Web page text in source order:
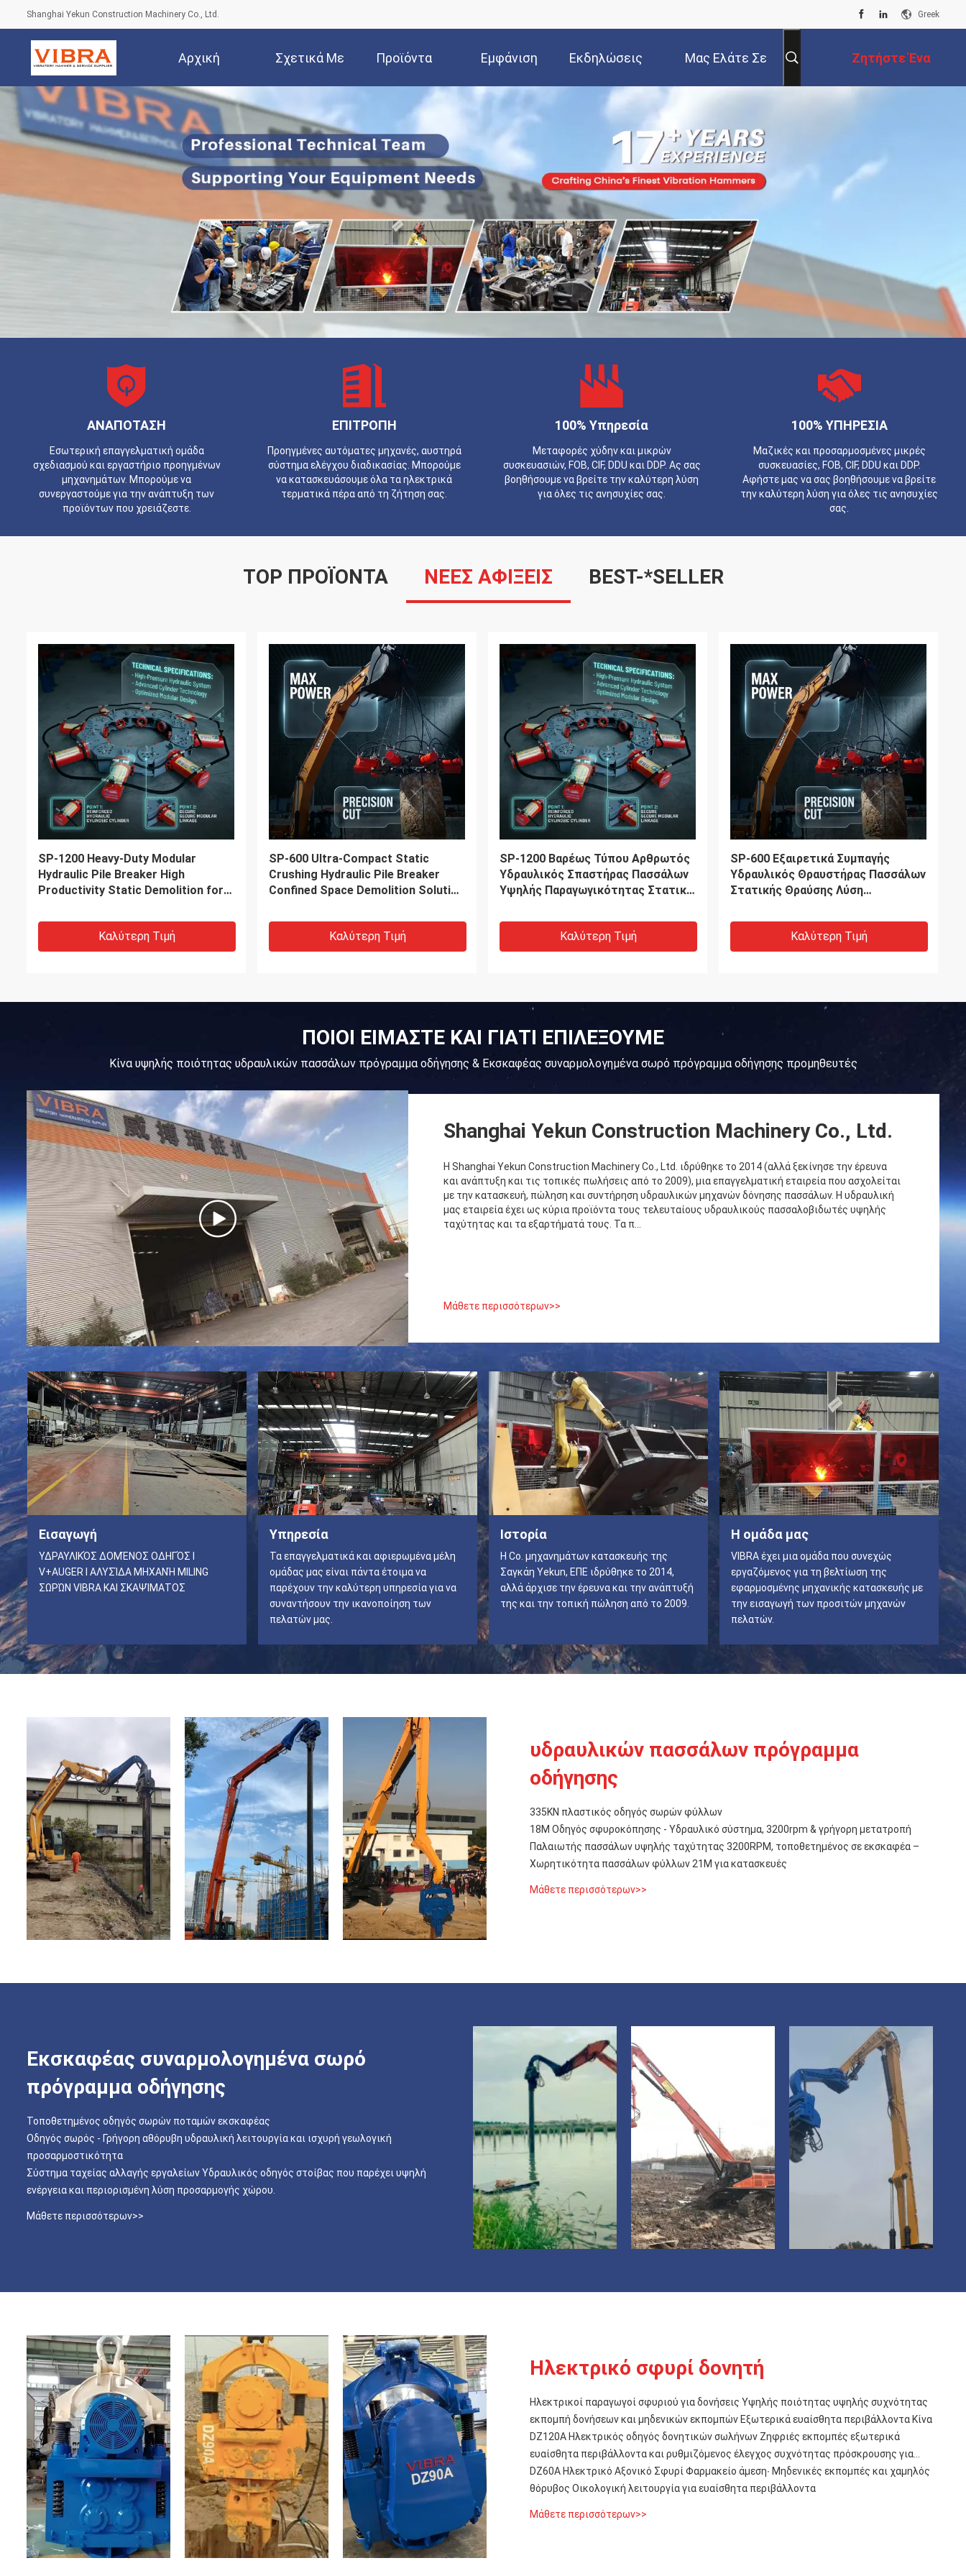
Shanghai Yekun Construction Machinery Co., Ltd. Greek
Αρχική
Σελίδα
Σχετικά Με
Εμάς
Προϊόντα Εμφάνιση
VR
Εκδηλώσεις Μας Ελάτε Σε Ζητήστε Ένα
ΑΝΑΠΟΤΑΣΗ
Εσωτερική επαγγελματική ομάδα
σχεδιασμού και εργαστήριο προηγμένων
μηχανημάτων. Μπορούμε να
συνεργαστούμε για την ανάπτυξη των
προϊόντων που χρειάζεστε.
ΕΠΙΤΡΟΠΗ
Προηγμένες αυτόματες μηχανές, αυστηρά
σύστημα ελέγχου διαδικασίας. Μπορούμε
να κατασκευάσουμε όλα τα ηλεκτρικά
τερματικά πέρα από τη ζήτηση σας.
100% Υπηρεσία
Μεταφορές χύδην και μικρών
συσκευασιών, FOB, CIF, DDU και DDP. Ας σας
βοηθήσουμε να βρείτε την καλύτερη λύση
για όλες τις ανησυχίες σας.
100% ΥΠΗΡΕΣΙΑ
Μαζικές και προσαρμοσμένες μικρές
συσκευασίες, FOB, CIF, DDU και DDP.
Αφήστε μας να σας βοηθήσουμε να βρείτε
την καλύτερη λύση για όλες τις ανησυχίες
σας.
TOP ΠΡΟΪΌΝΤΑ ΝΕΕΣ ΑΦΙΞΕΙΣ BEST-*SELLER
VIDEO
Διοδηγός σωρός υψηλής
ταχύτητας συσσώρευσης -
Υδραυλικό σύστημα χαμηλού
Καλύτερη Τιμή
VIDEO
Παλαιωτής Υψηλής Απόδοσης
Χαμηλών Δονήσεων -
Τοποθετημένος σε Εκσκαφέα
Μήκος Πάσσαλου 18m
Καλύτερη Τιμή
VIDEO
Οικολογικά συνεπή και εξαιρετικά
αποδοτική: Ο προηγμένος οδηγός
στο χώρο των σωληνώσεων για
Καλύτερη Τιμή
VIDEO
Οδηγός με υψηλή ορατότητα
κίτρινου σωλήνα, βελτιωμένη
ασφάλεια και πολυλειτουργική
Καλύτερη Τιμή
ΠΟΙΟΙ ΕΙΜΑΣΤΕ ΚΑΙ ΓΙΑΤΙ ΕΠΙΛΕΞΟΥΜΕ
Κίνα υψηλής ποιότητας υδραυλικών πασσάλων πρόγραμμα οδήγησης & Εκσκαφέας συναρμολογημένα σωρό πρόγραμμα οδήγησης προμηθευτές
Shanghai Yekun Construction Machinery Co., Ltd.
Η Shanghai Yekun Construction Machinery Co., Ltd. ιδρύθηκε το 2014 (αλλά ξεκίνησε την έρευνα
και ανάπτυξη και τις τοπικές πωλήσεις από το 2009), μια επαγγελματική εταιρεία που ασχολείται
με την κατασκευή, πώληση και συντήρηση υδραυλικών μηχανών δόνησης πασσάλων. Η υδραυλική
μας εταιρεία έχει ως κύρια προϊόντα τους τελευταίους υδραυλικούς πασσαλοβιδωτές υψηλής
ταχύτητας και τα εξαρτήματά τους. Τα π...
Μάθετε περισσότερων>>
Εισαγωγή
ΥΔΡΑΥΛΙΚΌΣ ΔΟΜΈΝΟΣ ΟΔΗΓΌΣ Ι
V+AUGER Ι ΑΛΥΣΊΔΑ ΜΗΧΑΝΉ MILING
ΣΩΡΏΝ VIBRA ΚΑΙ ΣΚΑΨΊΜΑΤΟΣ
Υπηρεσία
Τα επαγγελματικά και αφιερωμένα μέλη
ομάδας μας είναι πάντα έτοιμα να
παρέχουν την καλύτερη υπηρεσία για να
συναντήσουν την ικανοποίηση των
πελατών μας.
Ιστορία
Η Co. μηχανημάτων κατασκευής της
Σαγκάη Yekun, ΕΠΕ ιδρύθηκε το 2014,
αλλά άρχισε την έρευνα και την ανάπτυξή
της και την τοπική πώληση από το 2009.
Η ομάδα μας
VIBRA έχει μια ομάδα που συνεχώς
εργαζόμενος για τη βελτίωση της
εφαρμοσμένης μηχανικής κατασκευής με
την εισαγωγή των προσιτών μηχανών
πελατών.
υδραυλικών πασσάλων πρόγραμμα
οδήγησης
335KN πλαστικός οδηγός σωρών φύλλων
18M Οδηγός σφυροκόπησης - Υδραυλικό σύστημα, 3200rpm & γρήγορη μετατροπή
Παλαιωτής πασσάλων υψηλής ταχύτητας 3200RPM, τοποθετημένος σε εκσκαφέα –
Χωρητικότητα πασσάλων φύλλων 21M για κατασκευές
Μάθετε περισσότερων>>
Εκσκαφέας συναρμολογημένα σωρό
πρόγραμμα οδήγησης
Τοποθετημένος οδηγός σωρών ποταμών εκσκαφέας
Οδηγός σωρός - Γρήγορη αθόρυβη υδραυλική λειτουργία και ισχυρή γεωλογική
προσαρμοστικότητα
Σύστημα ταχείας αλλαγής εργαλείων Υδραυλικός οδηγός στοίβας που παρέχει υψηλή
ενέργεια και περιορισμένη λύση προσαρμογής χώρου.
Μάθετε περισσότερων>>
Ηλεκτρικό σφυρί δονητή
Ηλεκτρικοί παραγωγοί σφυριού για δονήσεις Υψηλής ποιότητας υψηλής συχνότητας
εκπομπή δονήσεων και μηδενικών εκπομπών Εξωτερικά ευαίσθητα περιβάλλοντα Κίνα
DZ120A Ηλεκτρικός οδηγός δονητικών σωλήνων Ζηφριές εκπομπές εξωτερικά
ευαίσθητα περιβάλλοντα και ρυθμιζόμενος έλεγχος συχνότητας πρόσκρουσης για
σωλήνες 600-2000mm
DZ60A Ηλεκτρικό Αξονικό Σφυρί Φαρμακείο άμεση∙ Μηδενικές εκπομπές και χαμηλός
θόρυβος Οικολογική λειτουργία για ευαίσθητα περιβάλλοντα
Μάθετε περισσότερων>>